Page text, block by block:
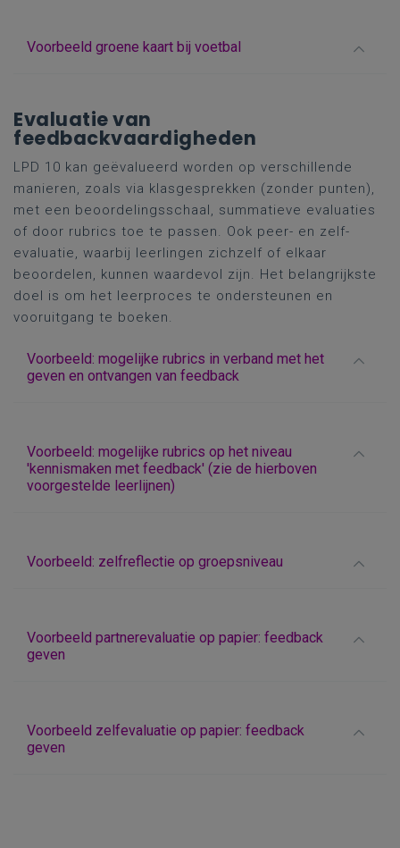
Voorbeeld groene kaart bij voetbal
Evaluatie van
feedbackvaardigheden
LPD 10 kan geëvalueerd worden op verschillende
manieren, zoals via klasgesprekken (zonder punten),
met een beoordelingsschaal, summatieve evaluaties
of door rubrics toe te passen. Ook peer- en zelf-
evaluatie, waarbij leerlingen zichzelf of elkaar
beoordelen, kunnen waardevol zijn. Het belangrijkste
doel is om het leerproces te ondersteunen en
vooruitgang te boeken.
Voorbeeld: mogelijke rubrics in verband met het
geven en ontvangen van feedback
Voorbeeld: mogelijke rubrics op het niveau
'kennismaken met feedback' (zie de hierboven
voorgestelde leerlijnen)
Voorbeeld: zelfreflectie op groepsniveau
Voorbeeld partnerevaluatie op papier: feedback
geven
Voorbeeld zelfevaluatie op papier: feedback
geven